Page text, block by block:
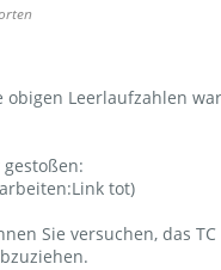
Leerlaufzahlen
tot)
Sie versuchen, das